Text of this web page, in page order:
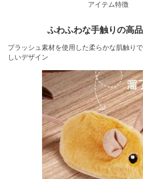
アイテム特徴
ふわふわな手触りの高
プラッシュ素材を使用した柔らかな肌触り
しいデザイン